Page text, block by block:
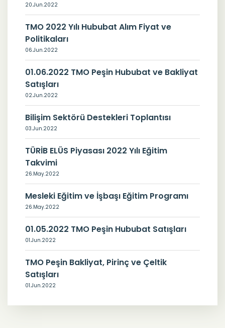
20.Jun.2022
TMO 2022 Yılı Hububat Alım Fiyat ve
Politikaları
06.Jun.2022
01.06.2022 TMO Peşin Hububat ve Bakliyat
Satışları
02.Jun.2022
Bilişim Sektörü Destekleri Toplantısı
03.Jun.2022
TÜRİB ELÜS Piyasası 2022 Yılı Eğitim
Takvimi
26.May.2022
Mesleki Eğitim ve İşbaşı Eğitim Programı
26.May.2022
01.05.2022 TMO Peşin Hububat Satışları
01.Jun.2022
TMO Peşin Bakliyat, Pirinç ve Çeltik
Satışları
01.Jun.2022